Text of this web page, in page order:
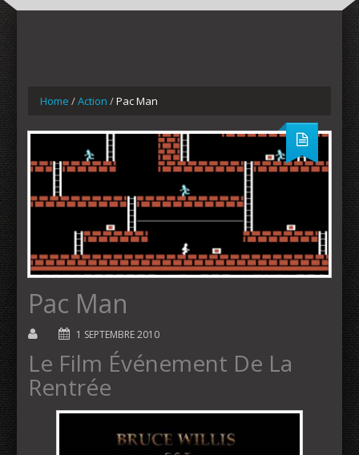
Home /Action /Pac Man
Pac Man
1 SEPTEMBRE 2010
Le Film Événement De La
Rentrée